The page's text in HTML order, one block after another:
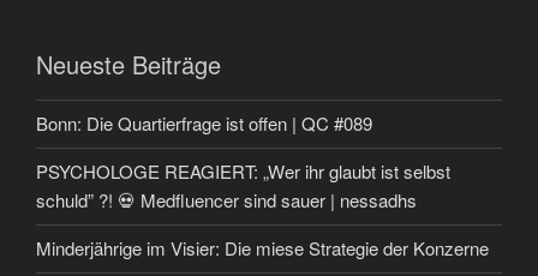
Neueste Beiträge
Bonn: Die Quartierfrage ist offen | QC #089
PSYCHOLOGE REAGIERT: „Wer ihr glaubt ist selbst
schuld” ?! 💀 Medfluencer sind sauer | nessadhs
Minderjährige im Visier: Die miese Strategie der Konzerne